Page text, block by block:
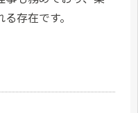
存在です。